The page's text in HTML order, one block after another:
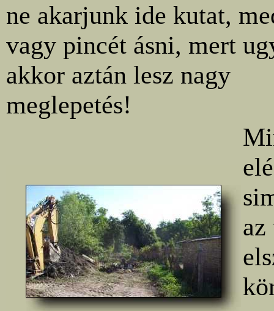
ne akarjunk ide kutat,
vagy pincét ásni, mert
akkor aztán lesz nagy
meglepetés!
az